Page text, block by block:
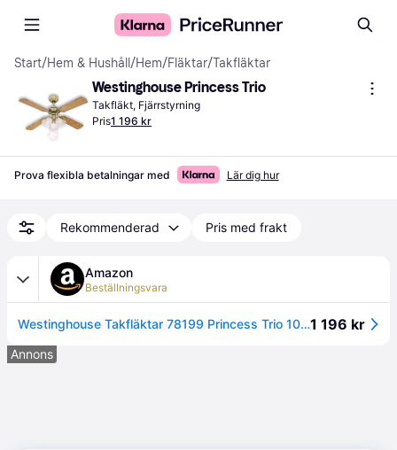
Start/Hem & Hushåll /Hem/Fläktar/Takfläktar
Westinghouse Princess Trio
Takfläkt, Fjärrstyrning
Pris1 196 kr
Prova flexibla betalningar med Lär dig hur
Rekommenderad Pris med frakt
Amazon
Beställningsvara
Westinghouse Takfläktar 78199 Princess Trio 105 cm inomhus takfläkt, ljussats med frostat glas, polerad mässingsfinish med vändbar ek med käpp/mahognyblad1 196 kr
Annons